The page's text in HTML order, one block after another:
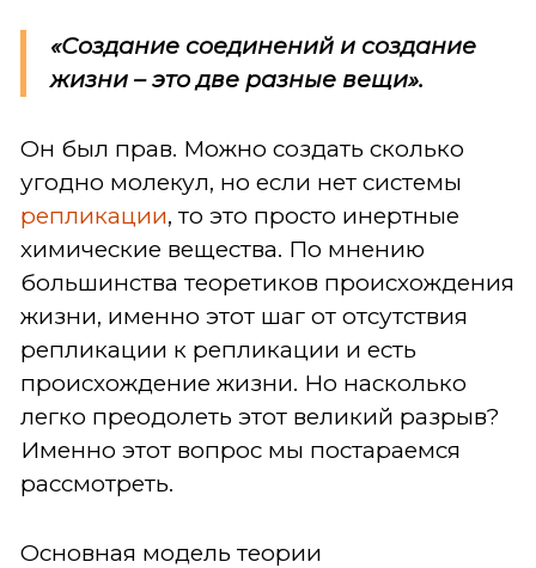
«Создание соединений и создание
жизни – это две разные вещи».
Он был прав. Можно создать сколько
угодно молекул, но если нет системы
репликации, то это просто инертные
химические вещества. По мнению
большинства теоретиков происхождения
жизни, именно этот шаг от отсутствия
репликации к репликации и есть
происхождение жизни. Но насколько
легко преодолеть этот великий разрыв?
Именно этот вопрос мы постараемся
рассмотреть.
Основная модель теории